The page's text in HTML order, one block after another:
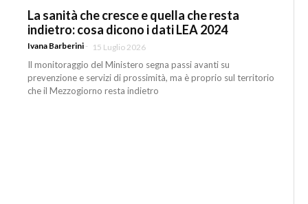
La sanità che cresce e quella che resta
indietro: cosa dicono i dati LEA 2024
Ivana Barberini - 15 Luglio 2026
Il monitoraggio del Ministero segna passi avanti su
prevenzione e servizi di prossimità, ma è proprio sul territorio
che il Mezzogiorno resta indietro